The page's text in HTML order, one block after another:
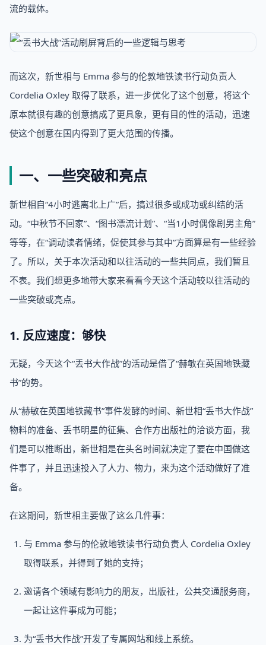
流的载体。
而这次，新世相与 Emma 参与的伦敦地铁读书行动负责人
Cordelia Oxley 取得了联系，进一步优化了这个创意，将这个
原本就很有趣的创意搞成了更具象，更有目的性的活动，迅速
使这个创意在国内得到了更大范围的传播。
一、一些突破和亮点
新世相自“4小时逃离北上广”后，搞过很多或成功或纠结的活
动。“中秋节不回家”、“图书漂流计划”、“当1小时偶像剧男主角”
等等，在“调动读者情绪，促使其参与其中”方面算是有一些经验
了。所以，关于本次活动和以往活动的一些共同点，我们暂且
不表。我们想更多地带大家来看看今天这个活动较以往活动的
一些突破或亮点。
1. 反应速度：够快
无疑，今天这个“丢书大作战”的活动是借了“赫敏在英国地铁藏
书”的势。
从“赫敏在英国地铁藏书”事件发酵的时间、新世相“丢书大作战”
物料的准备、丢书明星的征集、合作方出版社的洽谈方面，我
们是可以推断出，新世相是在头名时间就决定了要在中国做这
件事了，并且迅速投入了人力、物力，来为这个活动做好了准
备。
在这期间，新世相主要做了这么几件事：
与 Emma 参与的伦敦地铁读书行动负责人 Cordelia Oxley
取得联系，并得到了她的支持；
邀请各个领域有影响力的朋友，出版社，公共交通服务商，
一起让这件事成为可能；
为“丢书大作战”开发了专属网站和线上系统。